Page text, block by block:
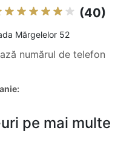
(40)
Mărgelelor 52
numărul de telefon
pe mai